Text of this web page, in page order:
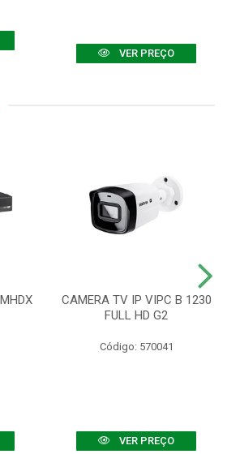
VER PREÇO
CAMERA TV IP VIPC B 1230
FULL HD G2
Código: 570041
VER PREÇO